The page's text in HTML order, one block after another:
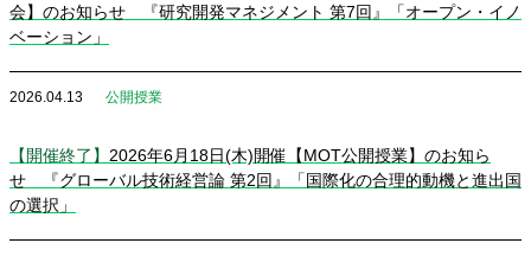
会】のお知らせ 『研究開発マネジメント 第7回』「オープン・イノ
ベーション」
2026.04.13 公開授業
【開催終了】 2026年6月18日(木)開催【MOT公開授業】のお知ら
せ 『グローバル技術経営論 第2回』「国際化の合理的動機と進出国
の選択」